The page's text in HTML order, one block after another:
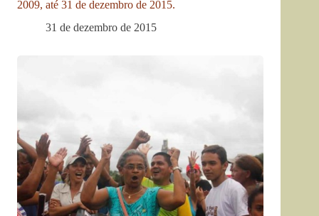
2009, até 31 de dezembro de 2015.
31 de dezembro de 2015